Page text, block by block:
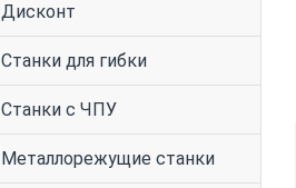
Дисконт
Станки для гибки
Станки с ЧПУ
Металлорежущие станки